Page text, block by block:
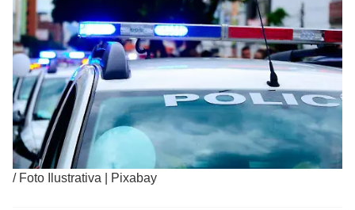
/ Foto Ilustrativa | Pixabay